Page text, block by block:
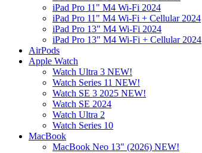
iPad Pro 11" M4 Wi-Fi 2024
iPad Pro 11" M4 Wi-Fi + Cellular 2024
iPad Pro 13" M4 Wi-Fi 2024
iPad Pro 13" M4 Wi-Fi + Cellular 2024
AirPods
Apple Watch
Watch Ultra 3 NEW!
Watch Series 11 NEW!
Watch SE 3 2025 NEW!
Watch SE 2024
Watch Ultra 2
Watch Series 10
MacBook
MacBook Neo 13" (2026) NEW!